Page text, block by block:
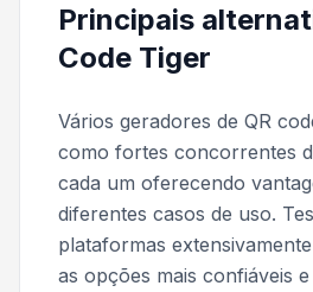
Principais
Code Tiger
Vários geradores de QR
como fortes concorrentes
cada um oferecendo
diferentes casos de uso.
plataformas
as opções mais confiáveis